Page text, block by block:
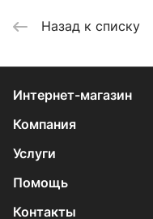
Назад к списку
Интернет-магазин
Компания
Услуги
Помощь
Контакты